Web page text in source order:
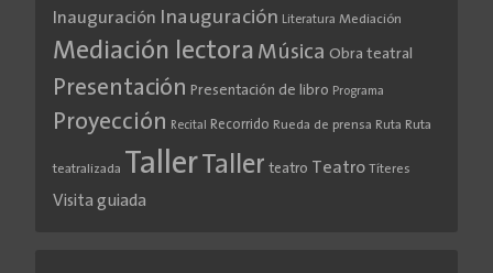
Inauguración Inauguración Literatura Mediación
Mediación lectora Música Obra teatral
Presentación Presentación de libro Programa
Proyección Recital Recorrido Rueda de prensa Ruta Ruta
teatralizada Taller Taller teatro Teatro Títeres
Visita guiada